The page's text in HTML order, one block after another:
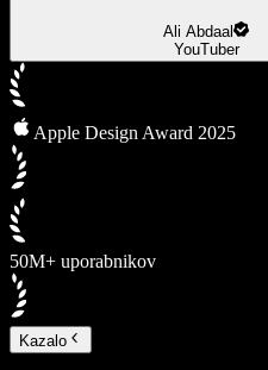
Ali Abdaal
YouTuber
Apple Design Award 2025
50M+ uporabnikov
Kazalo